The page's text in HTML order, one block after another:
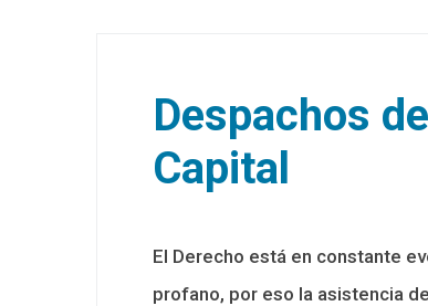
Despachos
Capital
El Derecho está en constante
profano, por eso la asistencia